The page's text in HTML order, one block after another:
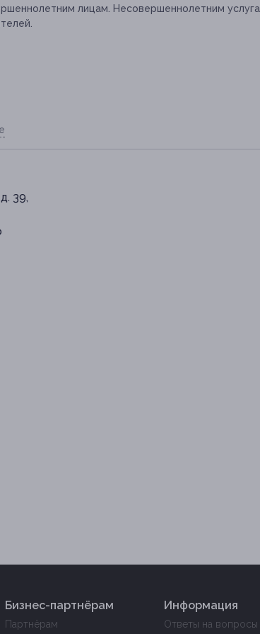
лицам. Несовершеннолетним услуга
39,
Бизнес-партнёрам
Партнёрам
Информация
Ответы на вопросы